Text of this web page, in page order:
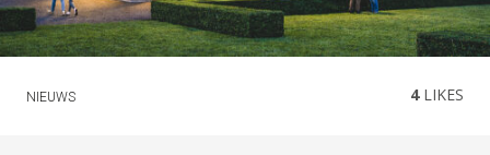
NIEUWS 4LIKES